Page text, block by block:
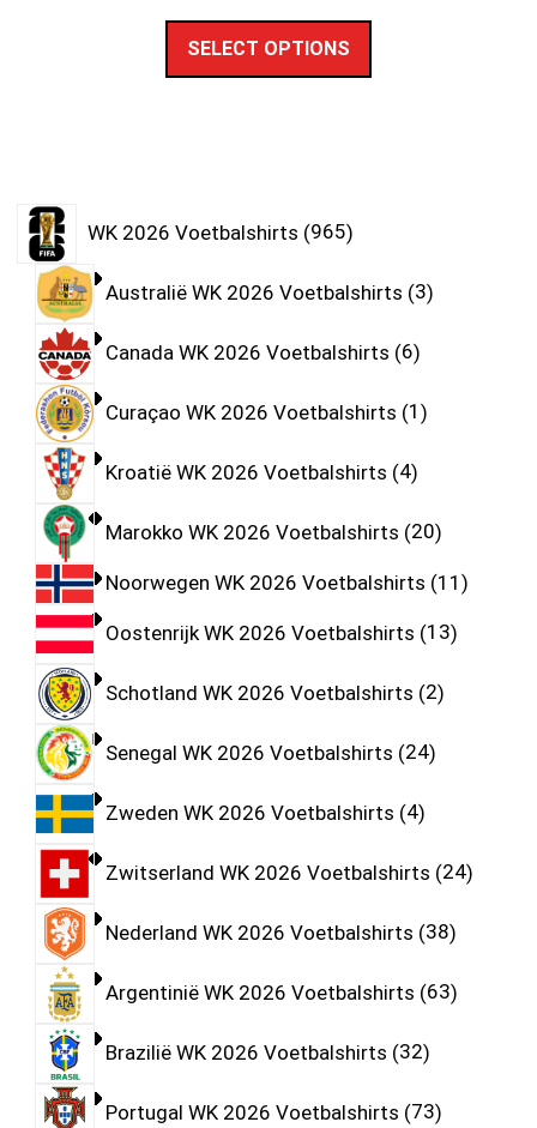
SELECT OPTIONS
WK 2026 Voetbalshirts 965
Australië WK 2026 Voetbalshirts 3
Canada WK 2026 Voetbalshirts 6
Curaçao WK 2026 Voetbalshirts 1
Kroatië WK 2026 Voetbalshirts 4
Marokko WK 2026 Voetbalshirts 20
Noorwegen WK 2026 Voetbalshirts 11
Oostenrijk WK 2026 Voetbalshirts 13
Schotland WK 2026 Voetbalshirts 2
Senegal WK 2026 Voetbalshirts 24
Zweden WK 2026 Voetbalshirts 4
Zwitserland WK 2026 Voetbalshirts 24
Nederland WK 2026 Voetbalshirts 38
Argentinië WK 2026 Voetbalshirts 63
Brazilië WK 2026 Voetbalshirts 32
Portugal WK 2026 Voetbalshirts 73